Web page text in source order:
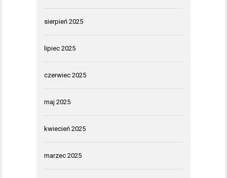
sierpień 2025
lipiec 2025
czerwiec 2025
maj 2025
kwiecień 2025
marzec 2025